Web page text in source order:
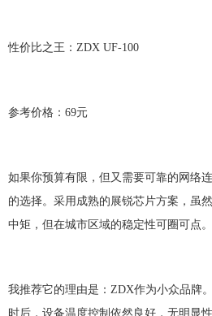
性价比之王： ZDX UF-100
参考价格： 69元
如果你预算有限，但又需要可靠的网络连
的选择。采用成熟的展锐芯片方案，虽
中矩，但在城市区域的稳定性可圈可点。
我推荐它的理由是： ZDX作为小众品牌
时后，设备温度控制依然良好，无明显性